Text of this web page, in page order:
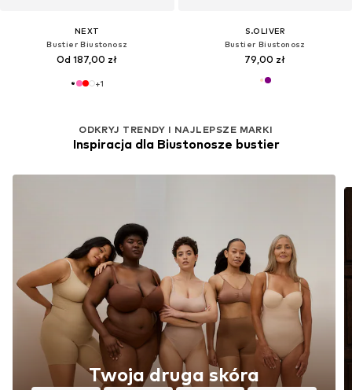
NEXT
Bustier Biustonosz
Od 187,00 zł
+1
ODKRYJ TRENDY I NAJLEPSZE MARKI
Inspiracja dla Biustonosze bustier
Twoja druga skóra
S.OLIVER
Bustier Biustonosz
79,00 zł